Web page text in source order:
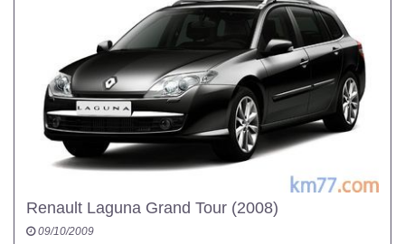
Renault Laguna Grand Tour (2008)
09/10/2009